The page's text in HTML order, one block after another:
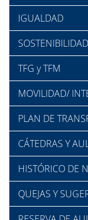
IGUALDAD
SOSTENIBILIDAD
TFG y TFM
MOVILIDAD/
PLAN DE
CÁTEDRAS Y
HISTÓRICO DE
QUEJAS Y